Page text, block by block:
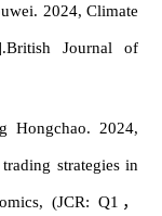
2024, Climate
British Journal of
Hongchao. 2024,
strategies in
, (JCR: Q1，